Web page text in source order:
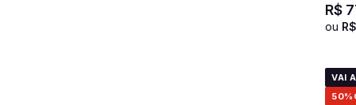
R$
ou R$
VAI
50%